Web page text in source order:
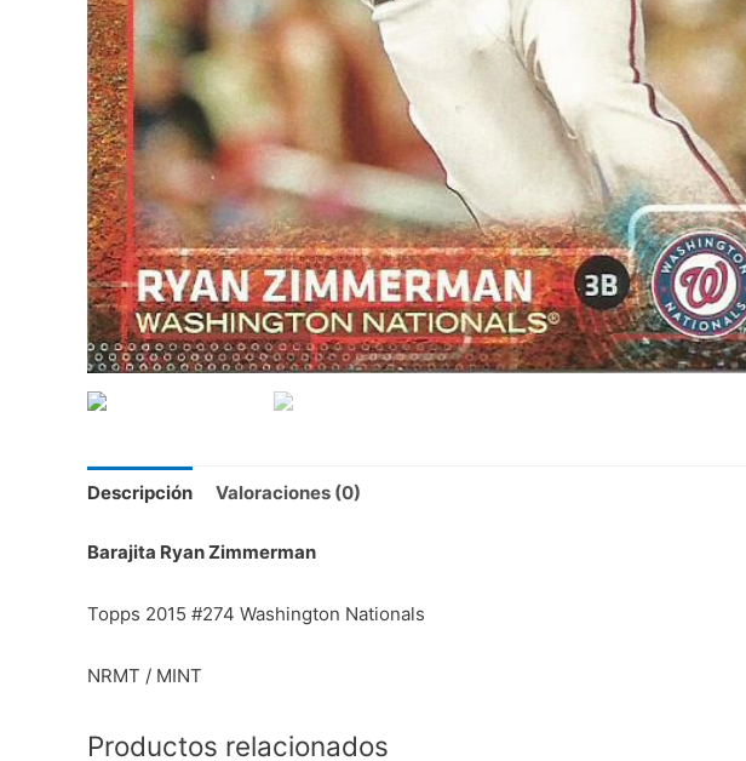
Descripción Valoraciones (0)
Barajita Ryan Zimmerman
Topps 2015 #274 Washington Nationals
NRMT / MINT
Productos relacionados